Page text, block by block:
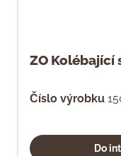
ZO Kolébající
Číslo výrobku
Do